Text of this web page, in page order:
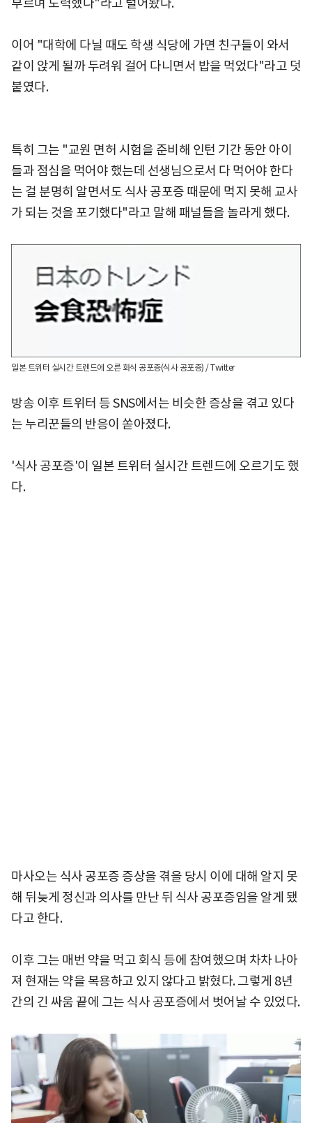
이어 "대학에 다닐 때도 학생 식당에 가면 친구들이 와서
같이 앉게 될까 두려워 걸어 다니면서 밥을 먹었다"라고 덧
붙였다.
특히 그는 "교원 면허 시험을 준비해 인턴 기간 동안 아이
들과 점심을 먹어야 했는데 선생님으로서 다 먹어야 한다
는 걸 분명히 알면서도 식사 공포증 때문에 먹지 못해 교사
가 되는 것을 포기했다"라고 말해 패널들을 놀라게 했다.
일본 트위터 실시간 트렌드에 오른 회식 공포증(식사 공포증) / Twitter
방송 이후 트위터 등 SNS에서는 비슷한 증상을 겪고 있다
는 누리꾼들의 반응이 쏟아졌다.
'식사 공포증'이 일본 트위터 실시간 트렌드에 오르기도 했
다.
마사오는 식사 공포증 증상을 겪을 당시 이에 대해 알지 못
해 뒤늦게 정신과 의사를 만난 뒤 식사 공포증임을 알게 됐
다고 한다.
이후 그는 매번 약을 먹고 회식 등에 참여했으며 차차 나아
져 현재는 약을 복용하고 있지 않다고 밝혔다. 그렇게 8년
간의 긴 싸움 끝에 그는 식사 공포증에서 벗어날 수 있었다.